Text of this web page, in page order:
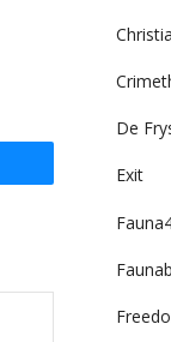
De
Exit